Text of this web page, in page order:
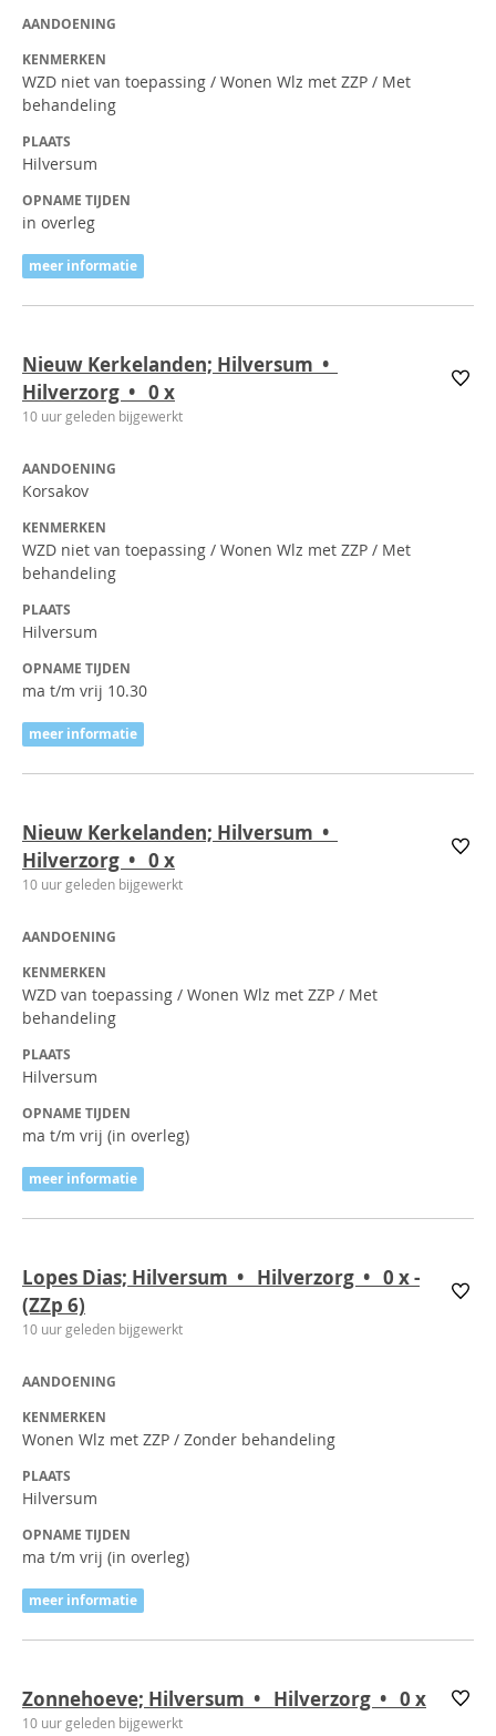
AANDOENING
KENMERKEN
WZD niet van toepassing / Wonen Wlz met ZZP / Met
behandeling
PLAATS
Hilversum
OPNAME TIJDEN
in overleg
meer informatie
Nieuw Kerkelanden; Hilversum •
Hilverzorg • 0 x
10 uur geleden bijgewerkt
AANDOENING
Korsakov
KENMERKEN
WZD niet van toepassing / Wonen Wlz met ZZP / Met
behandeling
PLAATS
Hilversum
OPNAME TIJDEN
ma t/m vrij 10.30
meer informatie
Nieuw Kerkelanden; Hilversum •
Hilverzorg • 0 x
10 uur geleden bijgewerkt
AANDOENING
KENMERKEN
WZD van toepassing / Wonen Wlz met ZZP / Met
behandeling
PLAATS
Hilversum
OPNAME TIJDEN
ma t/m vrij (in overleg)
meer informatie
Lopes Dias; Hilversum • Hilverzorg • 0 x-
(ZZp 6)
10 uur geleden bijgewerkt
AANDOENING
KENMERKEN
Wonen Wlz met ZZP / Zonder behandeling
PLAATS
Hilversum
OPNAME TIJDEN
ma t/m vrij (in overleg)
meer informatie
Zonnehoeve; Hilversum • Hilverzorg • 0 x
10 uur geleden bijgewerkt